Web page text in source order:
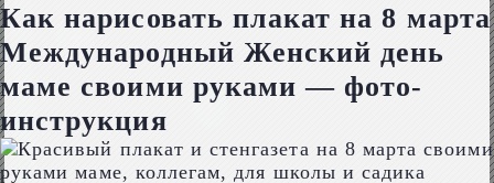
Как нарисовать плакат на 8 марта
Международный Женский день
маме своими руками — фото-
инструкция